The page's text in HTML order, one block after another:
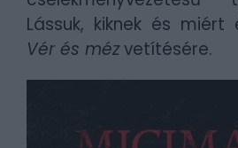
Lássuk, kiknek és
Vér és mézvetítésére.